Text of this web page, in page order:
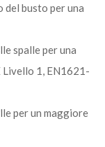
del busto per una
spalle per una
1, EN1621-
per un maggiore